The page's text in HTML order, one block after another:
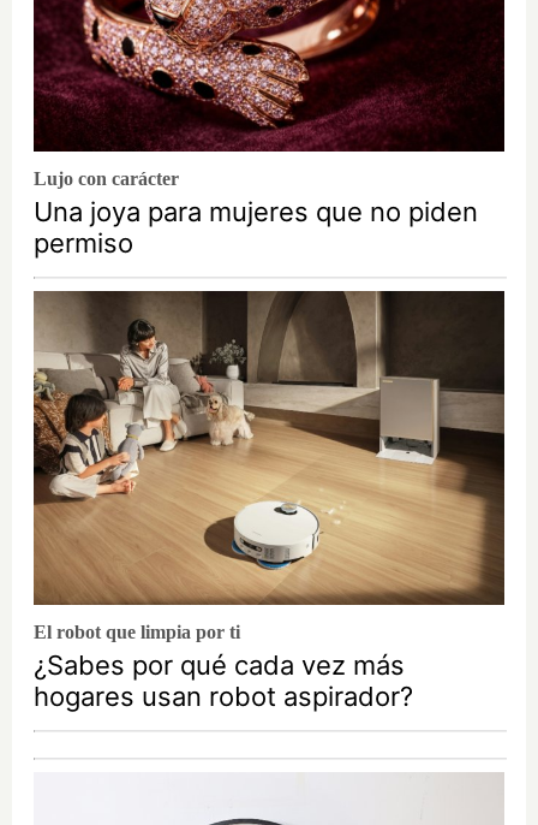
Lujo con carácter
Una joya para mujeres que no piden
permiso
El robot que limpia por ti
¿Sabes por qué cada vez más
hogares usan robot aspirador?